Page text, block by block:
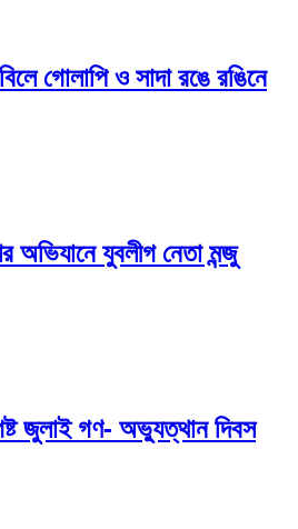
গোলাপি ও সাদা রঙে রঙিনে
অভিযানে যুবলীগ নেতা মন্জু
জুলাই গণ- অভ্যুত্থান দিবস